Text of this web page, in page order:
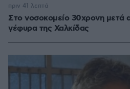
Στο νοσοκομείο 30χρονη μετά
γέφυρα της Χαλκίδας
πριν 41 λεπτά